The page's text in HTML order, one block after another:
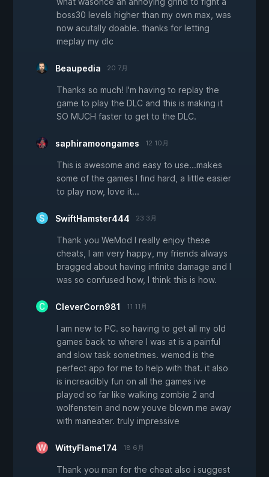
boss30 levels higher than my own max, was
now acutally doable. thanks for letting
meplay my dlc
Beaupedia 20 7月
Thanks so much! I'm having to replay the
game to play the DLC and this is making it
SO MUCH faster to get to the DLC.
saphiramoongames 12 10月
This is awesome and easy to use...makes
some of the games I find hard, a little easier
to play now, love it...
SwiftHamster444 23 3月
Thank you WeMod I really enjoy these
cheats, I am very happy, my friends always
bragged about having infinite damage and I
was so confused how, I think this is how.
CleverCorn981 11 11月
I am new to PC. so having to get all my old
games back to where I was at is a painful
and slow task sometimes. wemod is the
perfect app for me to help with that. it also
is increadibly fun on all the games ive
played so far like walking zombie 2 and
wolfenstein and now youve blown me away
with maneater. truly impressive
WittyFlame174 18 6月
Thank you man for the cheat also i suggest